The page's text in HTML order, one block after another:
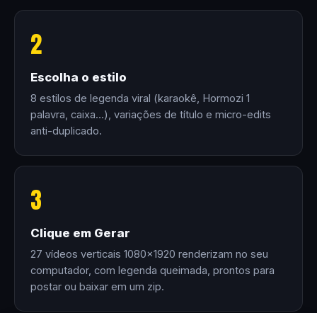
2
Escolha o estilo
8 estilos de legenda viral (karaokê, Hormozi 1
palavra, caixa…), variações de título e micro-edits
anti-duplicado.
3
Clique em Gerar
27 vídeos verticais 1080×1920 renderizam no seu
computador, com legenda queimada, prontos para
postar ou baixar em um zip.